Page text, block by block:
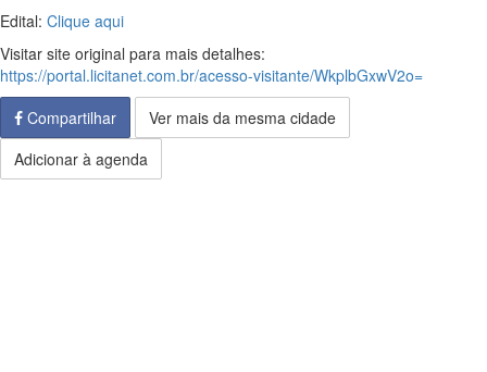
Edital: Clique aqui
Visitar site original para mais detalhes:
https://portal.licitanet.com.br/acesso-visitante/WkplbGxwV2o=
Compartilhar
Ver mais da mesma cidade
Adicionar à agenda